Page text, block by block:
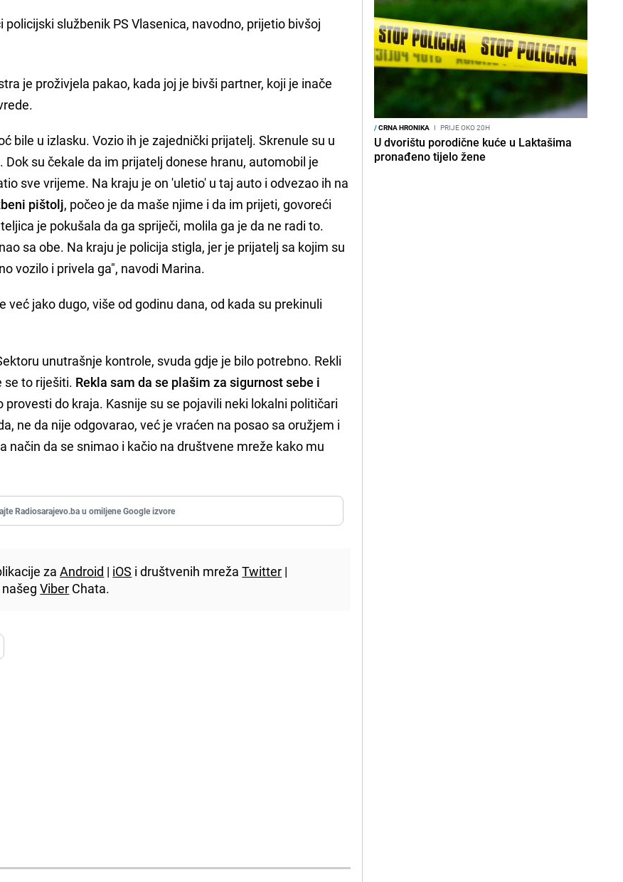
službenik PS Vlasenica, navodno, prijetio bivšoj
je proživjela pakao, kada joj je bivši partner, koji je inače
bile u izlasku. Vozio ih je zajednički prijatelj. Skrenule su u
su čekale da im prijatelj donese hranu, automobil je
sve vrijeme. Na kraju je on 'uletio' u taj auto i odvezao ih na
pištolj, počeo je da maše njime i da im prijeti, govoreći
je pokušala da ga spriječi, molila ga je da ne radi to.
sa obe. Na kraju je policija stigla, jer je prijatelj sa kojim su
vozilo i privela ga", navodi Marina.
jako dugo, više od godinu dana, od kada su prekinuli
unutrašnje kontrole, svuda gdje je bilo potrebno. Rekli
se to riješiti. Rekla sam da se plašim za sigurnost sebe i
provesti do kraja. Kasnije su se pojavili neki lokalni političari
ne da nije odgovarao, već je vraćen na posao sa oružjem i
način da se snimao i kačio na društvene mreže kako mu
Radiosarajevo.ba u omiljene Google izvore
zaAndroid | iOS i društvenih mrežaTwitter |
našegViber Chata.
/CRNA HRONIKA I PRIJE OKO 20H
U dvorištu porodične kuće u Laktašima
pronađeno tijelo žene